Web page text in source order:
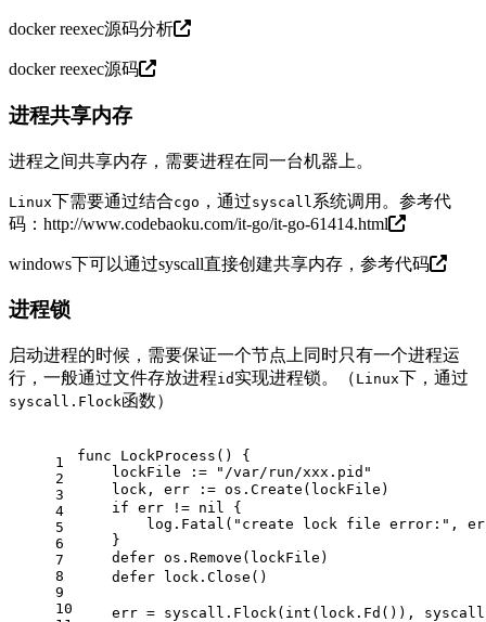
docker reexec源码分析
docker reexec源码
进程共享内存
进程之间共享内存，需要进程在同一台机器上。
Linux下需要通过结合cgo ，通过syscall 系统调用。参考代
码： http://www.codebaoku.com/it-go/it-go-61414.html
windows下可以通过syscall直接创建共享内存， 参考代码
进程锁
启动进程的时候，需要保证一个节点上同时只有一个进程运
行，一般通过文件存放进程id 实现进程锁。（ Linux下，通过
syscall.Flock函数）
1
2
3
4
5
6
7
8
9
10
func LockProcess ()
{
    lockFile :=
"/var/run/xxx.pid"
if err != nil {
        log.Fatal(
"create lock file error:" ,
    }
defer
defer
    err = syscall.Flock(
int (lock.Fd()),